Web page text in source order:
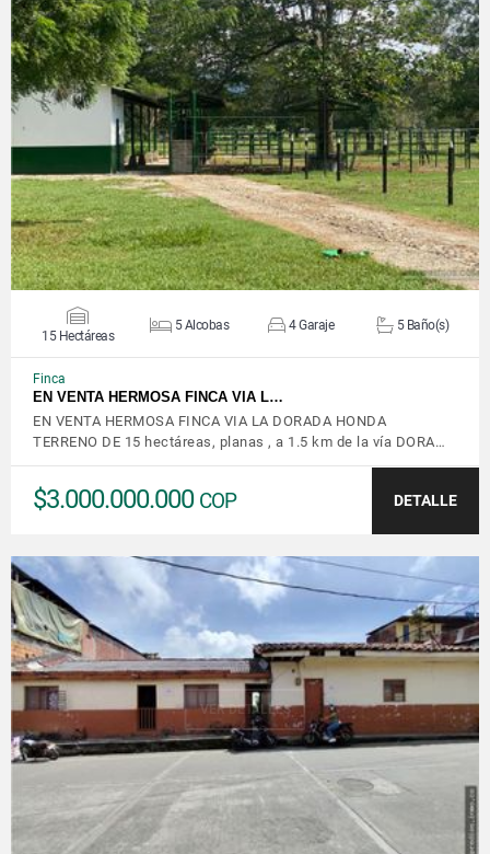
VER DETALLES
15 Hectáreas
5 Alcobas 4 Garaje 5 Baño(s)
Finca
EN VENTA HERMOSA FINCA VIA L…
EN VENTA HERMOSA FINCA VIA LA DORADA HONDA
TERRENO DE 15 hectáreas, planas , a 1.5 km de la vía DORA…
$3.000.000.000 COP DETALLE
VER DETALLES